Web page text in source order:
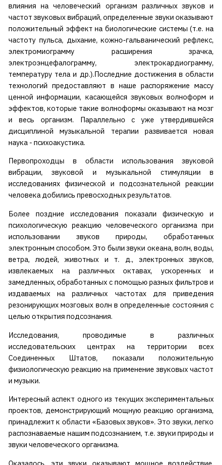
влияния на человеческий организм различных звуков и
частот звуковых вибраций, определенные звуки оказывают
положительный эффект на биологические системы (т.е. на
частоту пульса, дыхание, кожно-гальванический рефлекс,
электромиограмму расширения зрачка,
электроэнцефалограмму, электрокардиограмму,
температуру тела и др.).Последние достижения в области
технологий предоставляют в наше распоряжение массу
ценной информации, касающейся звуковых волноформ и
эффектов, которые такие волноформы оказывают на мозг
и весь организм. Параллельно с уже утвердившейся
дисциплиной музыкальной терапии развивается новая
наука - психоакустика.
Первопроходцы в области использования звуковой
вибрации, звуковой и музыкальной стимуляции в
исследованиях физической и подсознательной реакции
человека добились превосходных результатов.
Более поздние исследования показали физическую и
психологическую реакцию человеческого организма при
использовании звуков природы, обработанных
электронным способом. Это были звуки океана, волн, воды,
ветра, людей, животных и т. д., электронных звуков,
извлекаемых на различных октавах, ускоренных и
замедленных, обработанных с помощью разных фильтров и
издаваемых на различных частотах для приведения
резонирующих мозговых волн в определенные состояния с
целью открытия подсознания.
Исследования, проводимые в различных
исследовательских центрах на территории всех
Соединенных Штатов, показали положительную
физиологическую реакцию на применение звуковых частот
и музыки.
Интересный аспект одного из текущих экспериментальных
проектов, демонстрирующий мощную реакцию организма,
принадлежит к области «Базовых звуков». Это звуки, легко
распознаваемые нашим подсознанием, т.е. звуки природы и
звуки человеческого организма.